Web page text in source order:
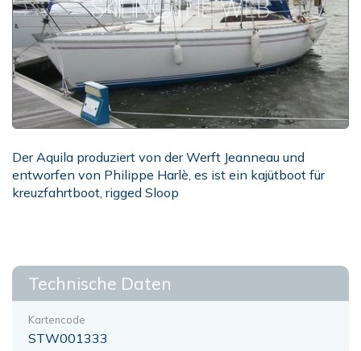
Der Aquila produziert von der Werft Jeanneau und
entworfen von Philippe Harlè, es ist ein kajütboot für
kreuzfahrtboot, rigged Sloop
Technische Daten
Kartencode
STW001333